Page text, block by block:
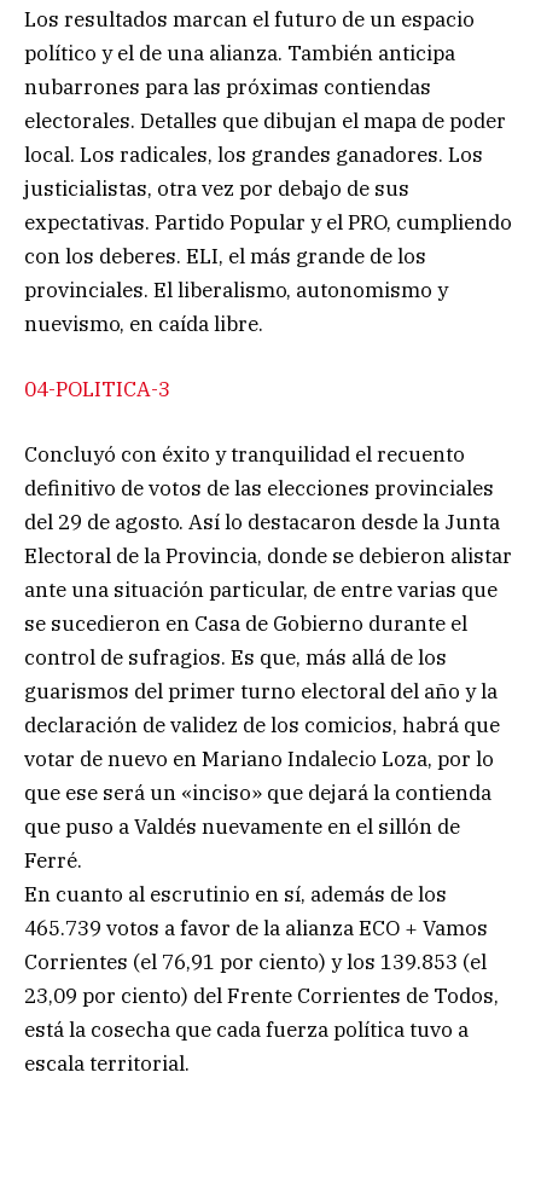
Los resultados marcan el futuro de un espacio
político y el de una alianza. También anticipa
nubarrones para las próximas contiendas
electorales. Detalles que dibujan el mapa de poder
local. Los radicales, los grandes ganadores. Los
justicialistas, otra vez por debajo de sus
expectativas. Partido Popular y el PRO, cumpliendo
con los deberes. ELI, el más grande de los
provinciales. El liberalismo, autonomismo y
nuevismo, en caída libre.
04-POLITICA-3
Concluyó con éxito y tranquilidad el recuento
definitivo de votos de las elecciones provinciales
del 29 de agosto. Así lo destacaron desde la Junta
Electoral de la Provincia, donde se debieron alistar
ante una situación particular, de entre varias que
se sucedieron en Casa de Gobierno durante el
control de sufragios. Es que, más allá de los
guarismos del primer turno electoral del año y la
declaración de validez de los comicios, habrá que
votar de nuevo en Mariano Indalecio Loza, por lo
que ese será un «inciso» que dejará la contienda
que puso a Valdés nuevamente en el sillón de
Ferré.
En cuanto al escrutinio en sí, además de los
465.739 votos a favor de la alianza ECO + Vamos
Corrientes (el 76,91 por ciento) y los 139.853 (el
23,09 por ciento) del Frente Corrientes de Todos,
está la cosecha que cada fuerza política tuvo a
escala territorial.